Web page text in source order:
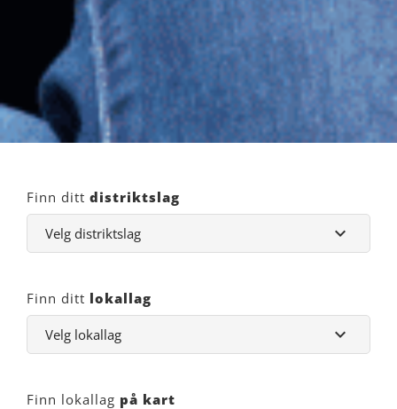
Finn ditt distriktslag
Finn ditt lokallag
Finn lokallag på kart